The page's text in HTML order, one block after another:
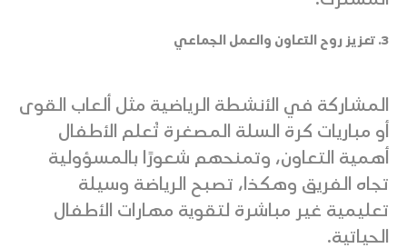
3. تعزيز روح التعاون والعمل الجماعي
المشاركة في الأنشطة الرياضية مثل ألعاب القوى
أو مباريات كرة السلة المصغرة تُعلم الأطفال
أهمية التعاون، وتمنحهم شعورًا بالمسؤولية
تجاه الفريق وهكذا، تصبح الرياضة وسيلة
تعليمية غير مباشرة لتقوية مهارات الأطفال
الحياتية.